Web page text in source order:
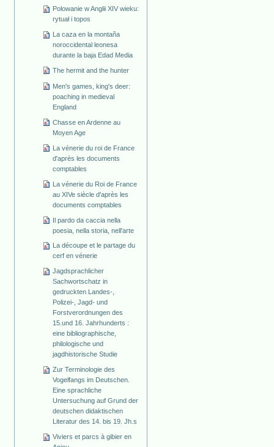
Polowanie w Anglii XIV wieku:
rytuał i topos
La caza en la montaña
noroccidental leonesa
durante la baja Edad Media
The hermit and the hunter
Men's games, king's deer:
poaching in medieval
England
Chasse en Ardenne au
Moyen Age
La vénerie du roi de France
d'après les documents
comptables
La vénerie du Roi de France
au XIVe siècle d'après les
documents comptables
Il pardo da caccia nella
poesia, nella storia, nell'arte
La découpe et le partage du
cerf en vénerie
Jagdsprachlicher
Sachwortschatz in
gedruckten Landes-,
Polizei-, Jagd- und
Forstverordnungen des
15.und 16. Jahrhunderts :
eine bibliographische,
philologische und
jagdhistorische Studie
Zur Terminologie des
Vogelfangs im Deutschen.
Eine sprachliche
Untersuchung auf Grund der
deutschen didaktischen
Literatur des 14. bis 19. Jh.s
Viviers et parcs à gibier en